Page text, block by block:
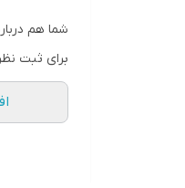
شما هم
برای ثبت